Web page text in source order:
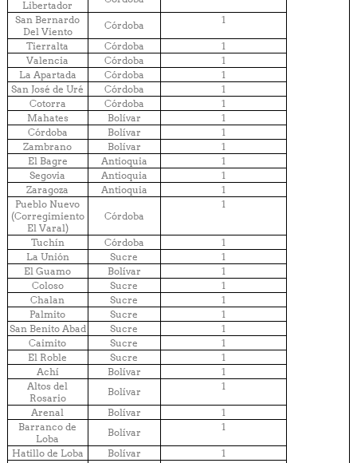
Libertador
San Bernardo
Del Viento
Córdoba 1
Tierralta Córdoba
1
Valencia
Córdoba
1
La Apartada
Córdoba
1
San José de Uré
Córdoba
1
Cotorra
Córdoba
1
Mahates
Bolívar
1
Córdoba
Bolívar
1
Zambrano
Bolívar
1
El Bagre
Antioquia
1
Segovia
Antioquia
1
Zaragoza
Antioquia
1
Pueblo Nuevo
(Corregimiento
El Varal)
Córdoba
1
Tuchín Córdoba
1
La Unión
Sucre
1
El Guamo
Bolívar
1
Coloso
Sucre
1
Chalan
Sucre
1
Palmito
Sucre
1
San Benito Abad
Sucre
1
Caimito
Sucre
1
El Roble
Sucre
1
Achí
Bolívar
1
Altos del
Rosario
Bolívar 1
Arenal Bolívar
1
Barranco de
Loba
Bolívar 1
Hatillo de Loba Bolívar
1